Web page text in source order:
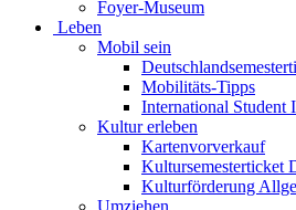
Foyer-Museum
Leben
Mobil sein
Mobilitäts-Tipps
International Student
Kultur erleben
Kartenvorverkauf
Kultursemesterticket
Kulturförderung
Umziehen